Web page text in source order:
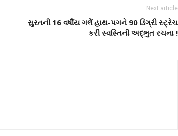
Next article
સુરતની 16 વર્ષીય ગર્લે હાથ-પગને 90 ડિગ્રી સ્ટ્રેચ
કરી સ્વસ્તિની અદ્ભુત રચના !